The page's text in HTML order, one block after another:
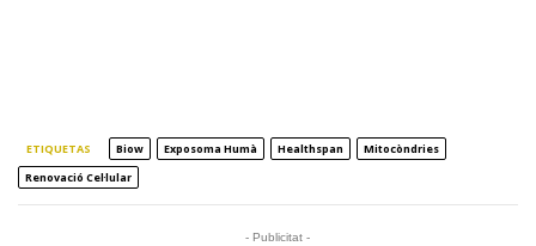
ETIQUETAS Biow Exposoma Humà Healthspan
Mitocòndries
Renovació Cel·lular
- Publicitat -